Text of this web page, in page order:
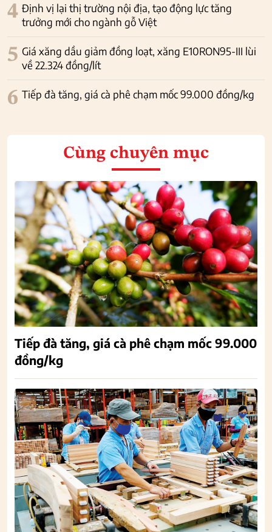
4 Định vị lại thị trường nội địa, tạo động lực tăng
trưởng mới cho ngành gỗ Việt
5 Giá xăng dầu giảm đồng loạt, xăng E10RON95-III lùi
về 22.324 đồng/lít
6 Tiếp đà tăng, giá cà phê chạm mốc 99.000 đồng/kg
Cùng chuyên mục
Tiếp đà tăng, giá cà phê chạm mốc 99.000
đồng/kg